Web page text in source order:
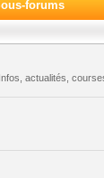
forums
actualités,